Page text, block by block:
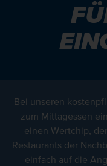
Bei unseren
zum Mittagessen
einen Wertchip,
Restaurants der
einfach auf die